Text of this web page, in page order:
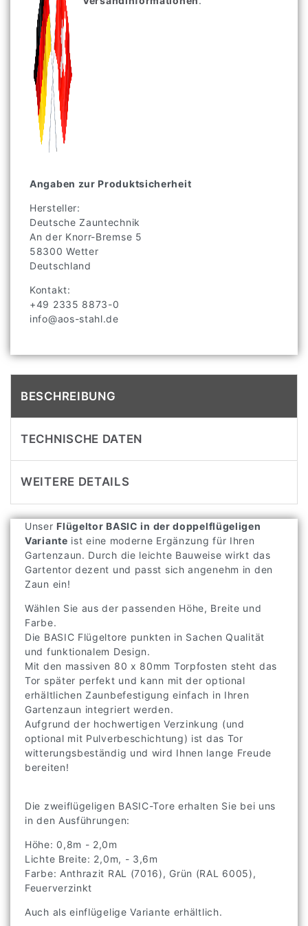
Angaben zur Produktsicherheit
Hersteller:
Deutsche Zauntechnik
An der Knorr-Bremse 5
58300 Wetter
Deutschland
Kontakt:
+49 2335 8873-0
info@aos-stahl.de
BESCHREIBUNG
TECHNISCHE DATEN
WEITERE DETAILS
Unser Flügeltor BASIC in der doppelflügeligen
Variante ist eine moderne Ergänzung für Ihren
Gartenzaun. Durch die leichte Bauweise wirkt das
Gartentor dezent und passt sich angenehm in den
Zaun ein!
Wählen Sie aus der passenden Höhe, Breite und
Farbe.
Die BASIC Flügeltore punkten in Sachen Qualität
und funktionalem Design.
Mit den massiven 80 x 80mm Torpfosten steht das
Tor später perfekt und kann mit der optional
erhältlichen Zaunbefestigung einfach in Ihren
Gartenzaun integriert werden.
Aufgrund der hochwertigen Verzinkung (und
optional mit Pulverbeschichtung) ist das Tor
witterungsbeständig und wird Ihnen lange Freude
bereiten!
Die zweiflügeligen BASIC-Tore erhalten Sie bei uns
in den Ausführungen:
Höhe: 0,8m - 2,0m
Lichte Breite: 2,0m, - 3,6m
Farbe: Anthrazit RAL (7016), Grün (RAL 6005),
Feuerverzinkt
Auch als einflügelige Variante erhältlich.